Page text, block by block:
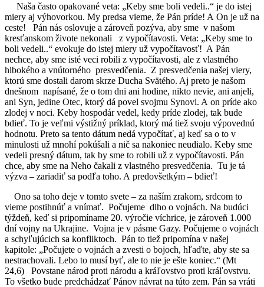
Naša často opakované veta: „Keby sme boli vedeli..“ je do istej
miery aj výhovorkou. My predsa vieme, že Pán príde! A On je už na
ceste! Pán nás oslovuje a zároveň pozýva, aby sme v našom
kresťanskom živote nekonali z vypočítavosti. Veta: „Keby sme to
boli vedeli..“ evokuje do istej miery už vypočítavosť! A Pán
nechce, aby sme isté veci robili z vypočítavosti, ale z vlastného
hlbokého a vnútorného presvedčenia. Z presvedčenia našej viery,
ktorú sme dostali darom skrze Ducha Svätého. Aj preto je našom
dnešnom napísané, že o tom dni ani hodine, nikto nevie, ani anjeli,
ani Syn, jedine Otec, ktorý dá povel svojmu Synovi. A on príde ako
zlodej v noci. Keby hospodár vedel, kedy príde zlodej, tak bude
bdieť. To je veľmi výstižný príklad, ktorý má tiež svoju výpovednú
hodnotu. Preto sa tento dátum nedá vypočítať, aj keď sa o to v
minulosti už mnohí pokúšali a nič sa nakoniec neudialo. Keby sme
vedeli presný dátum, tak by sme to robili už z vypočítavosti. Pán
chce, aby sme na Neho čakali z vlastného presvedčenia. Tu je tá
výzva – zariadiť sa podľa toho. A predovšetkým – bdieť!
Ono sa toho deje v tomto svete – za naším zrakom, srdcom to
vieme postihnúť a vnímať. Počujeme dlho o vojnách. Na budúci
týždeň, keď si pripomíname 20. výročie víchrice, je zároveň 1.000
dní vojny na Ukrajine. Vojna je v pásme Gazy. Počujeme o vojnách
a schyľujúcich sa konfliktoch. Pán to tiež pripomína v našej
kapitole: „Počujete o vojnách a zvesti o bojoch, hľaďte, aby ste sa
nestrachovali. Lebo to musí byť, ale to nie je ešte koniec.“ (Mt
24,6) Povstane národ proti národu a kráľovstvo proti kráľovstvu.
To všetko bude predchádzať Pánov návrat na túto zem. Pán sa vráti